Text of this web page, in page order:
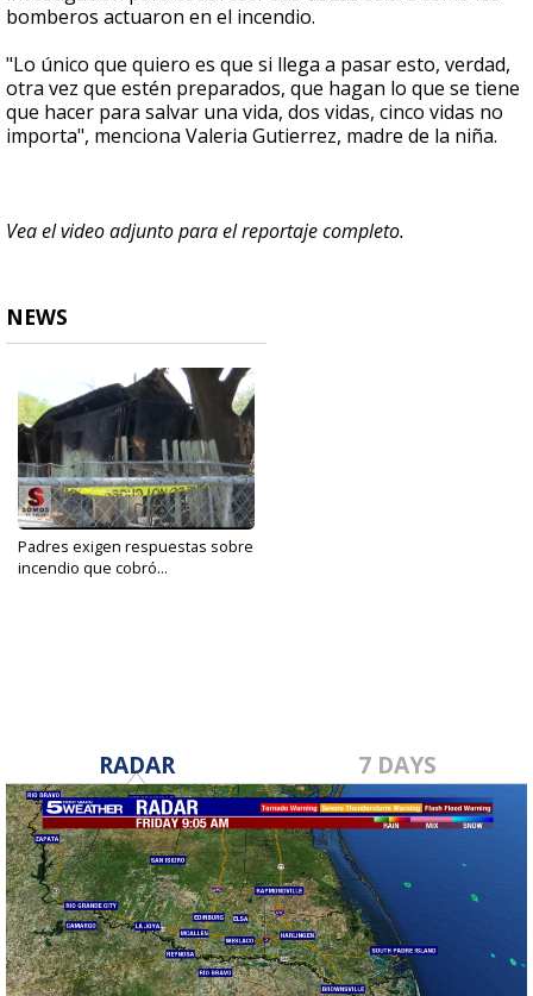
bomberos actuaron en el incendio.
"Lo único que quiero es que si llega a pasar esto, verdad,
otra vez que estén preparados, que hagan lo que se tiene
que hacer para salvar una vida, dos vidas, cinco vidas no
importa", menciona Valeria Gutierrez, madre de la niña.
Vea el video adjunto para el reportaje completo.
NEWS
Padres exigen respuestas sobre
incendio que cobró...
RADAR 7 DAYS